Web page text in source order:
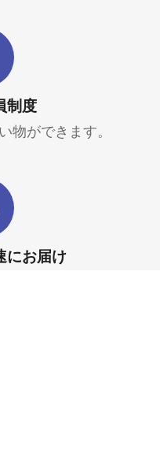
制度
物ができます。
にお届け